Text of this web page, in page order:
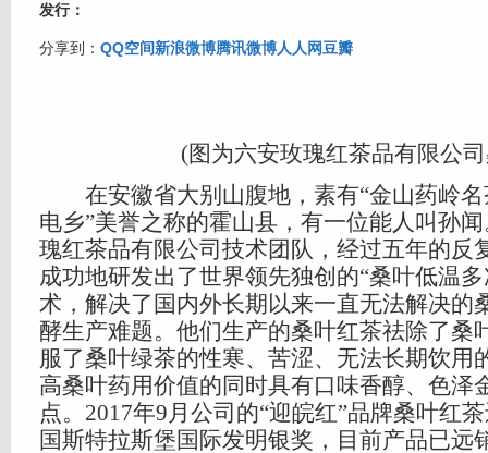
发行：
分享到： QQ空间新浪微博腾讯微博人人网豆瓣
(图为六安玫瑰红茶品有限公司
在安徽省大别山腹地，素有“金山药岭名
电乡”美誉之称的霍山县，有一位能人叫孙
瑰红茶品有限公司技术团队，经过五年的反
成功地研发出了世界领先独创的“桑叶低温
术，解决了国内外长期以来一直无法解决的
酵生产难题。他们生产的桑叶红茶祛除了桑
服了桑叶绿茶的性寒、苦涩、无法长期饮用
高桑叶药用价值的同时具有口味香醇、色泽
点。2017年9月公司的“迎皖红”品牌桑叶红
国斯特拉斯堡国际发明银奖，目前产品已远